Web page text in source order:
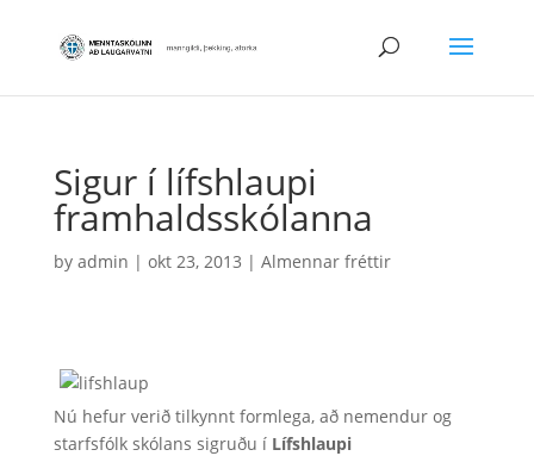
Sigur í lífshlaupi
framhaldsskólanna
by admin | okt 23, 2013 | Almennar fréttir
Nú hefur verið tilkynnt formlega, að nemendur og
starfsfólk skólans sigruðu íLífshlaupi